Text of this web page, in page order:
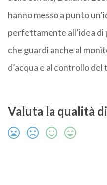
hanno messo a punto
perfettamente all’idea
che guardi anche al
d’acqua e al controllo
Valuta la qualità